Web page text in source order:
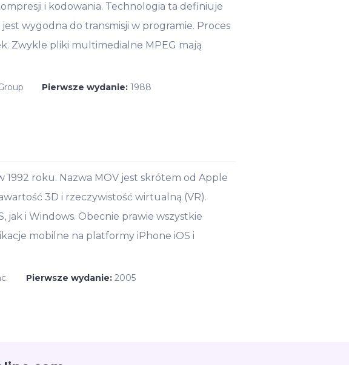
i kodowania. Technologia ta definiuje
wygodna do transmisji w programie. Proces
Zwykle pliki multimedialne MPEG mają
Pierwsze wydanie: 1988
roku. Nazwa MOV jest skrótem od Apple
3D i rzeczywistość wirtualną (VR).
i Windows. Obecnie prawie wszystkie
mobilne na platformy iPhone iOS i
Pierwsze wydanie: 2005